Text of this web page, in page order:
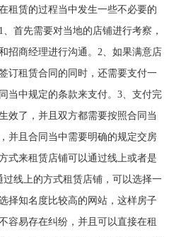
租赁的过程当中发生一些不必要的
首先需要对当地的店铺进行考察，
招商经理进行沟通。2、如果满意店
订租赁合同的同时，还需要支付一
当中规定的条款来支付。3、支付完
效了，并且双方都需要按照合同当
并且合同当中需要明确的规定交房
式来租赁店铺可以通过线上或者是
线上的方式租赁店铺，可以选择一
择知名度比较高的网站，这样房子
容易存在纠纷，并且可以直接在租